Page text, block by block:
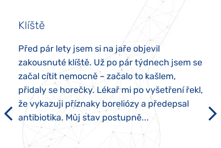
Klíště
Před pár lety jsem si na jaře objevil
zakousnuté klíště. Už po pár týdnech jsem se
začal cítit nemocně – začalo to kašlem,
přidaly se horečky. Lékař mi po vyšetření řekl,
že vykazuji příznaky boreliózy a předepsal
antibiotika. Můj stav postupně...